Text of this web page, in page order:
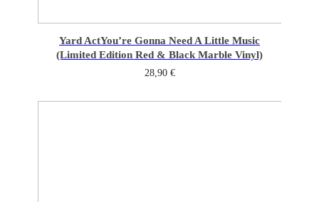
Yard ActYou’re Gonna Need A Little Music
(Limited Edition Red & Black Marble Vinyl)
28,90 €